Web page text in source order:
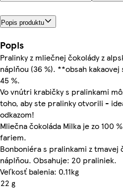
Popis produktu
Popis
Pralinky z mliečnej čokolády z
náplňou (36 %). **obsah
45 %.
Vo vnútri krabičky s pralinkami
toho, aby ste pralinky otvorili -
odkazom!
Mliečna čokoláda Milka je zo 100
fariem.
Bonboniéra s pralinkami z tmavej
náplňou. Obsahuje: 20 praliniek.
Veľkosť balenia: 0.11kg
22 g